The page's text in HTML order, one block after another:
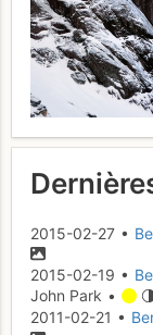
2015-02-27 •
2015-02-19 •
John Park •
2011-02-21 •